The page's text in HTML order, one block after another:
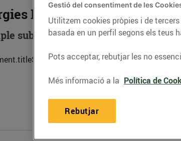
Renovables CVE
subtitol establiment
Gestió del consentiment de les
Utilitzem cookies pròpies i de
basada en un perfil segons els teus
Pots acceptar, rebutjar les no
Més informació a la Política de
Rebutjar